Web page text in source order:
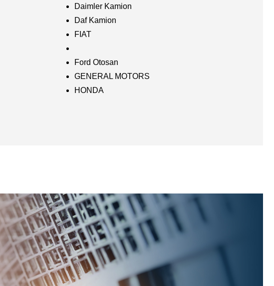
Daimler Kamion
Daf Kamion
FIAT
Ford Otosan
GENERAL MOTORS
HONDA